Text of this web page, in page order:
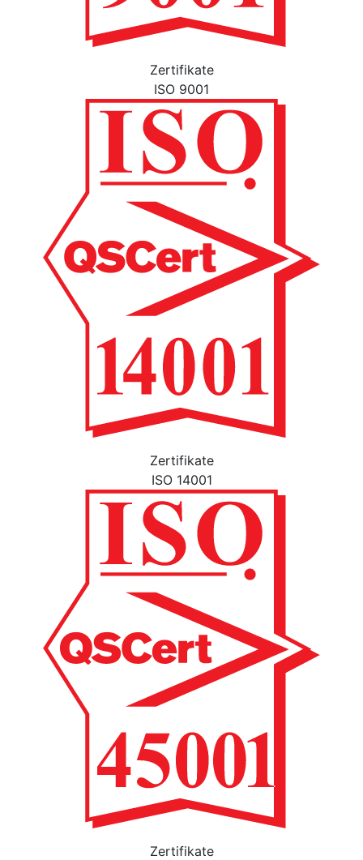
Zertifikate
ISO 9001
Zertifikate
ISO 14001
Zertifikate